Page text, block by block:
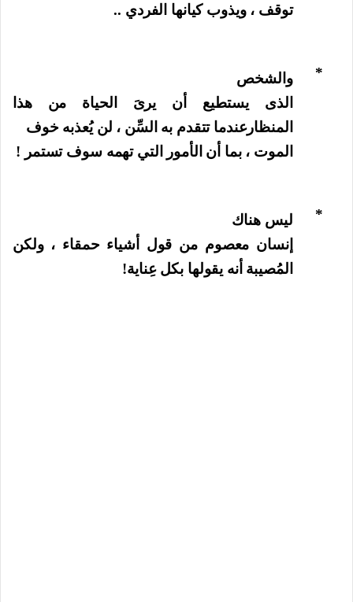
توقف ، ويذوب كيانها الفردي ..
*
والشخص
الذى يستطيع أن يرىَ الحياة من هذا
المنظارعندما تتقدم به السِّن ، لن يُعذبه خوف
الموت ، بما أن الأمور التي تهمه سوف تستمر !
*
ليس هناك
إنسان معصوم من قول أشياء حمقاء ، ولكن
المُصيبة أنه يقولها بكل عِناية!